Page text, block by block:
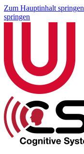
Zum Hauptinhalt springen
springen